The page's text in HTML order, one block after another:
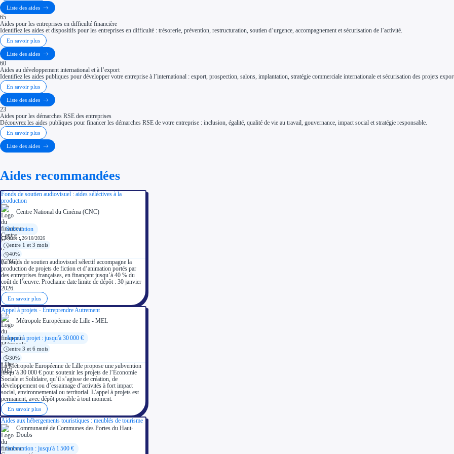
Liste des aides
65
Aides pour les entreprises en difficulté financière
Identifiez les aides et dispositifs pour les entreprises en difficulté : trésorerie, prévention, restructuration, soutien d’urgence, accompagnement et sécurisation de l’activité.
En savoir plus
Liste des aides
60
Aides au développement international et à l’export
Identifiez les aides publiques pour développer votre entreprise à l’international : export, prospection, salons, implantation, stratégie commerciale internationale et sécurisation des projets
En savoir plus
Liste des aides
23
Aides pour les démarches RSE des entreprises
Découvrez les aides publiques pour financer les démarches RSE de votre entreprise : inclusion, égalité, qualité de vie au travail, gouvernance, impact social et stratégie responsable.
En savoir plus
Liste des aides
Aides recommandées
Fonds de soutien audiovisuel : aides séléctives à la
production
Centre National du Cinéma (CNC)
Subvention
Clôture : 26/10/2026
entre 1 et 3 mois
40%
Le fonds de soutien audiovisuel sélectif accompagne la
production de projets de fiction et d’animation portés par
des entreprises françaises, en finançant jusqu’à 40 % du
coût de l’œuvre. Prochaine date limite de dépôt : 30 janvier
2026.
En savoir plus
Appel à projets - Entreprendre Autrement
Métropole Européenne de Lille - MEL
Appel à projet : jusqu'à 30 000 €
entre 3 et 6 mois
30%
La Métropole Européenne de Lille propose une subvention
jusqu’à 30 000 € pour soutenir les projets de l’Économie
Sociale et Solidaire, qu’il s’agisse de création, de
développement ou d’essaimage d’activités à fort impact
social, environnemental ou territorial. L’appel à projets est
permanent, avec dépôt possible à tout moment.
En savoir plus
Aides aux hébergements touristiques : meublés de tourisme
Communauté de Communes des Portes du Haut-
Doubs
Subvention : jusqu'à 1 500 €